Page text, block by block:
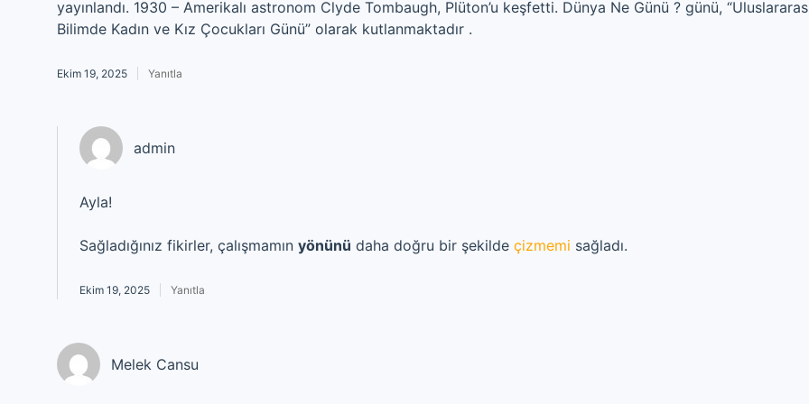
yayınlandı. 1930 – Amerikalı astronom Clyde Tombaugh, Plüton’u keşfetti. Dünya Ne Günü ? günü,
Bilimde Kadın ve Kız Çocukları Günü” olarak kutlanmaktadır .
Ekim 19, 2025 Yanıtla
admin
Ayla!
Sağladığınız fikirler, çalışmamın yönünü daha doğru bir şekilde çizmemi sağladı.
Ekim 19, 2025 Yanıtla
Melek Cansu